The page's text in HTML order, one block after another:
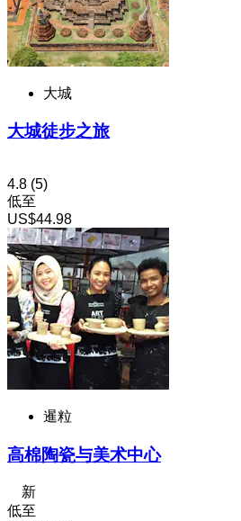
大城
大城徒步之旅
4.8 (5)
低至
US$44.98
暹粒
高棉陶瓷与美术中心
新
低至